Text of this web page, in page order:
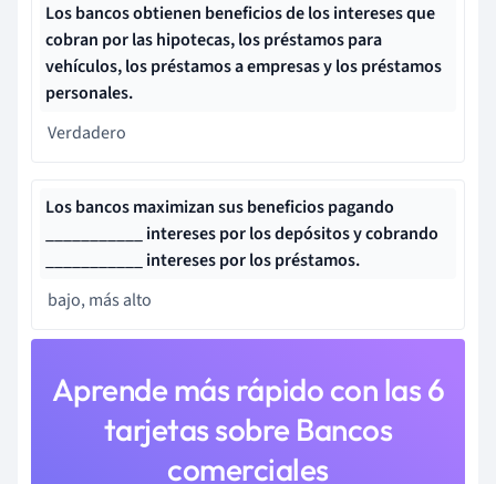
Los bancos obtienen beneficios de los intereses que
cobran por las hipotecas, los préstamos para
vehículos, los préstamos a empresas y los préstamos
personales.
Verdadero
Los bancos maximizan sus beneficios pagando
___________ intereses por los depósitos y cobrando
___________ intereses por los préstamos.
bajo, más alto
Aprende más rápido con las 6
tarjetas sobre Bancos
comerciales